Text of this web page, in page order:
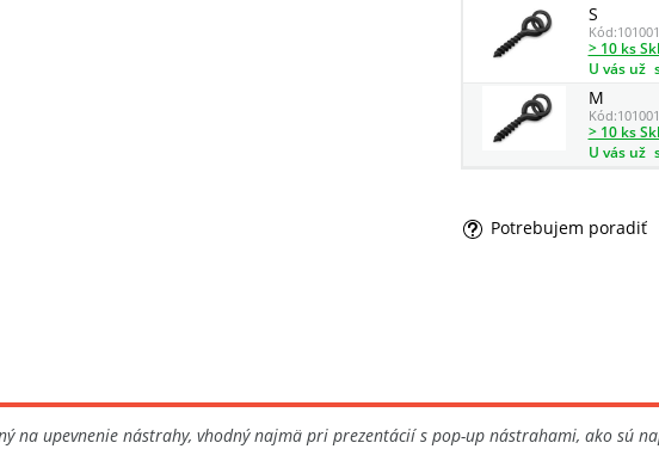
S
Kód:
> 10 ks
U vás už
M
Kód:
> 10 ks
U vás už
Potrebujem poradiť
na upevnenie nástrahy, vhodný najmä pri prezentácií s pop-up nástrahami, ako sú